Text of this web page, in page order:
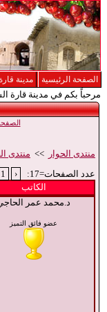
الصفحة الرئيسية مدينة
مرحباً بكم في مدينة قارة
منتدى الحوار >> منتدى
عدد الصفحات=17:
‹
1
الكاتب
د.محمد عمر
عضو فائق التميز